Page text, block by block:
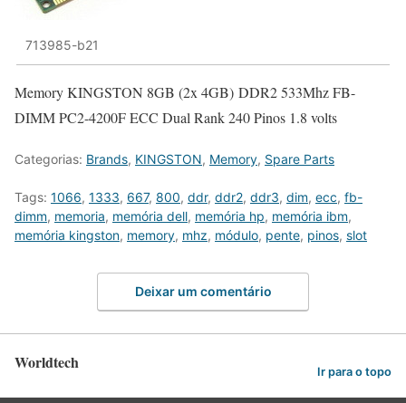
713985-b21
Memory KINGSTON 8GB (2x 4GB) DDR2 533Mhz FB-
DIMM PC2-4200F ECC Dual Rank 240 Pinos 1.8 volts
Categorias: Brands, KINGSTON, Memory, Spare Parts
Tags: 1066, 1333, 667, 800, ddr, ddr2, ddr3, dim, ecc, fb-
dimm, memoria, memória dell, memória hp, memória ibm,
memória kingston, memory, mhz, módulo, pente, pinos, slot
Deixar um comentário
Worldtech Ir para o topo